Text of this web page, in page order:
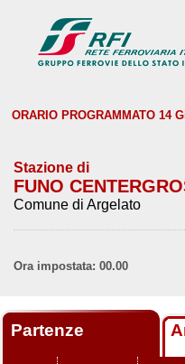
ORARIO PROGRAMMATO 14
Stazione di
FUNO
Comune di Argelato
Ora impostata: 00.00
Partenze